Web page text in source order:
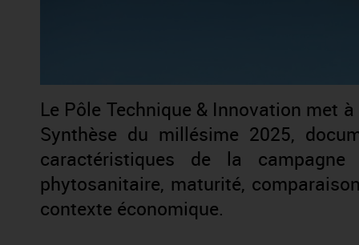
Le Pôle Technique & Innovation met
Synthèse du millésime 2025,
caractéristiques de la
phytosanitaire, maturité,
contexte économique.